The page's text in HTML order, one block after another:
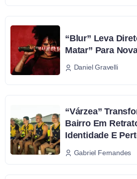
“Blur” Leva
Matar” Para
Daniel Gravelli
“Várzea”
Bairro Em
Identidade E
Gabriel Fernandes